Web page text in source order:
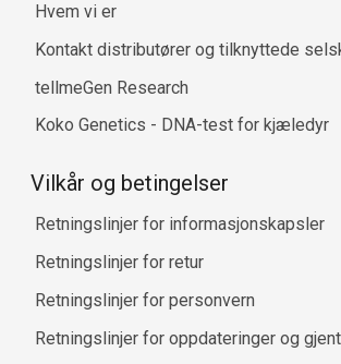
Hvem vi er
Kontakt distributører og tilknyttede
tellmeGen Research
Koko Genetics - DNA-test for kjæledyr
Vilkår og betingelser
Retningslinjer for informasjonskapsler
Retningslinjer for retur
Retningslinjer for personvern
Retningslinjer for oppdateringer og